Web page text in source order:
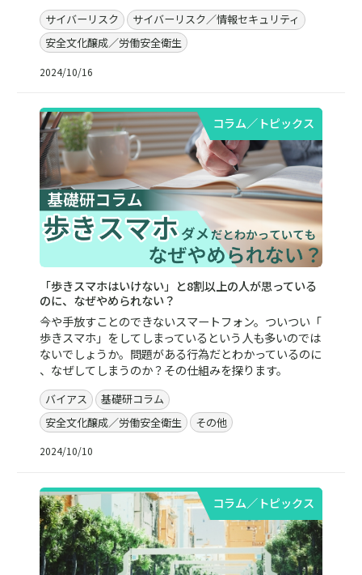
サイバーリスク
サイバーリスク／情報セキュリティ
安全文化醸成／労働安全衛生
2024/10/16
コラム／トピックス
「歩きスマホはいけない」と8割以上の人が思っている
のに、なぜやめられない？
今や手放すことのできないスマートフォン。ついつい「
歩きスマホ」をしてしまっているという人も多いのでは
ないでしょうか。問題がある行為だとわかっているのに
、なぜしてしまうのか？その仕組みを探ります。
バイアス
基礎研コラム
安全文化醸成／労働安全衛生
その他
2024/10/10
コラム／トピックス